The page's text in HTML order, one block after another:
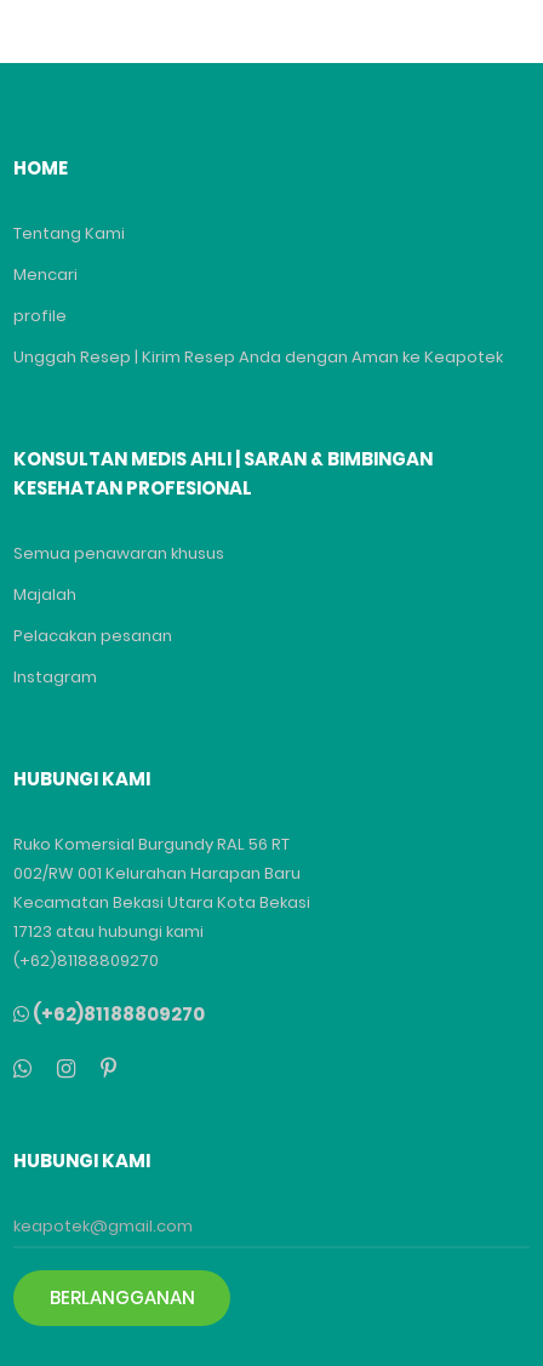
HOME
Tentang Kami
Mencari
profile
Unggah Resep | Kirim Resep Anda dengan Aman ke Keapotek
KONSULTAN MEDIS AHLI | SARAN & BIMBINGAN
KESEHATAN PROFESIONAL
Semua penawaran khusus
Majalah
Pelacakan pesanan
Instagram
HUBUNGI KAMI
Ruko Komersial Burgundy RAL 56 RT
002/RW 001 Kelurahan Harapan Baru
Kecamatan Bekasi Utara Kota Bekasi
17123 atau hubungi kami
(+62)81188809270
(+62)81188809270
HUBUNGI KAMI
BERLANGGANAN